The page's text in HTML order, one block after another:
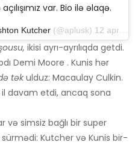
var. Bio ilə əlaqə.
Kutcher (@aplusk) 12 aprel 2019-cu il, saat 14: 50-də PDT
ikisi ayrı-ayrılıqda getdi.
Demi Moore . Kunis hər
təkulduz: Macaulay Culkin.
davam etdi, ancaq sona
və simsiz bağlı bir super
Kutcher və Kunis bir-